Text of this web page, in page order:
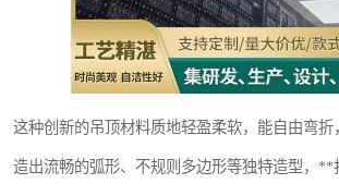
这种创新的吊顶材料质地轻盈柔软，能自由弯
造出流畅的弧形、不规则多边形等独特造型，**